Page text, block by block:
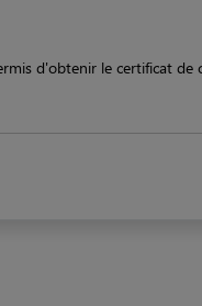
d'obtenir le certificat de